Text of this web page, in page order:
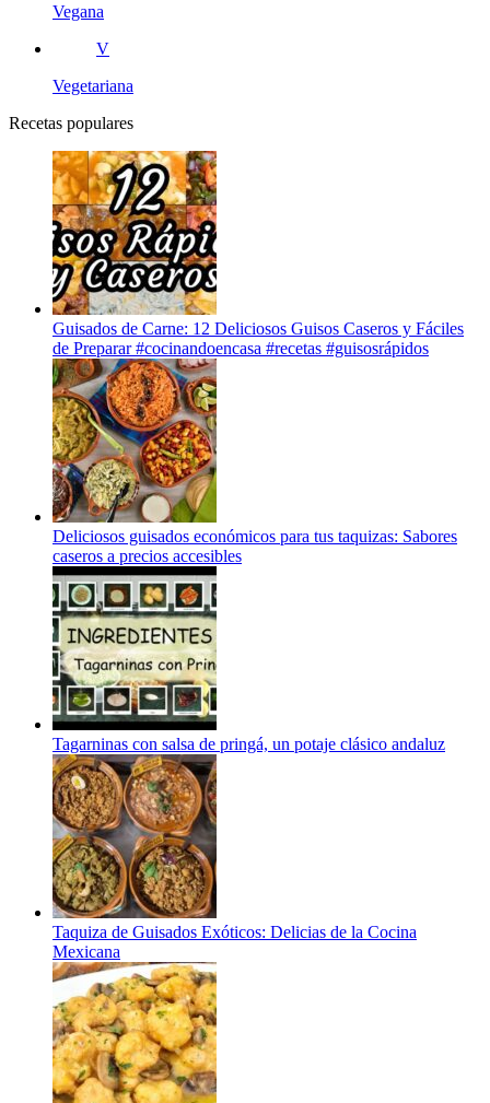
Vegana
V
Vegetariana
Recetas populares
Guisados de Carne: 12 Deliciosos Guisos Caseros y Fáciles
de Preparar #cocinandoencasa #recetas #guisosrápidos
Deliciosos guisados económicos para tus taquizas: Sabores
caseros a precios accesibles
Tagarninas con salsa de pringá, un potaje clásico andaluz
Taquiza de Guisados Exóticos: Delicias de la Cocina
Mexicana